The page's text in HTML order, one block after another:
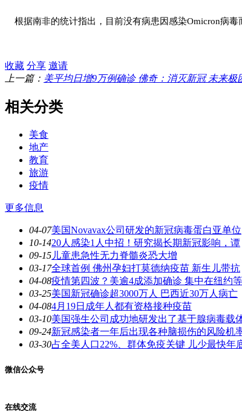
根据南非的统计指出，目前没有病患因感染Omicron病毒
收藏 分享 邀请
上一篇： 美平均日增9万例确诊 佛奇：消灭新冠 未来极
相关分类
美食
地产
教育
旅游
疫情
更多信息
04-07美国Novavax公司研发的新冠病毒蛋白亚单位
10-1420人感染1人中招！研究揭长期新冠影响，谭
09-15 儿童患急性无力脊髓炎恐大增
03-17全球首例 佛州孕妇打莫德纳疫苗 新生儿带抗
04-08疫情第四波？美逾4成添加确诊 集中在纽约等
03-25美国新冠确诊超3000万人 巴西近30万人病亡
04-084月19日成年人都有资格接种疫苗
03-10美国强生公司成功地研发出了基于腺病毒载
09-24新冠感染者一年后出现各种脑损伤的风险机
03-30占全美人口22%、群体免疫关键 儿少最快年
微信公众号
在线交流